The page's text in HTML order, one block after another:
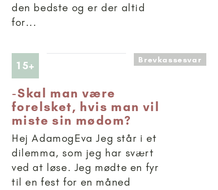
den bedste og er der altid
for...
15+ Artikler anbefalet til 15+Brevkassesvar
-Skal man være
forelsket, hvis man vil
miste sin mødom?
Hej AdamogEva Jeg står i et
dilemma, som jeg har svært
ved at løse. Jeg mødte en fyr
til en fest for en måned